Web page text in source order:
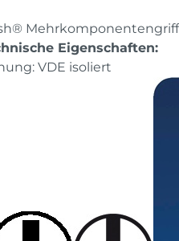
Mehrkomponentengriff
Eigenschaften:
VDE isoliert